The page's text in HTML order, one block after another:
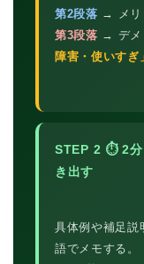
第2段落 → メ
第3段落 → デメ
障害・使いすぎ」
STEP 2 ⏱ 2分
き出す
具体例や補足説
語でメモする。